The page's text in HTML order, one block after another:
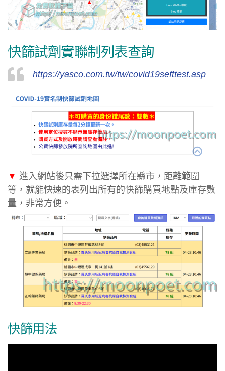
快篩試劑實聯制列表查詢
https://yasco.com.tw/tw/covid19sefttest.asp
▼ 進入網站後只需下拉選擇所在縣市，距離範圍
等，就能快速的表列出所有的快篩購買地點及庫存數
量，非常方便。
快篩用法